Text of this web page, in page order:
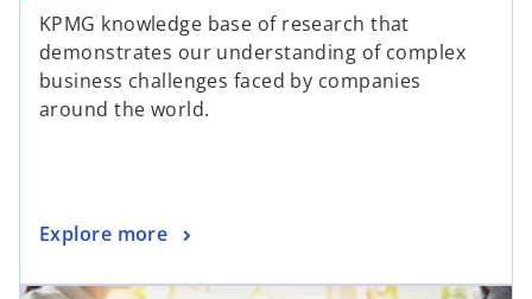
KPMG knowledge base of research that
demonstrates our understanding of complex
business challenges faced by companies
around the world.
Explore more